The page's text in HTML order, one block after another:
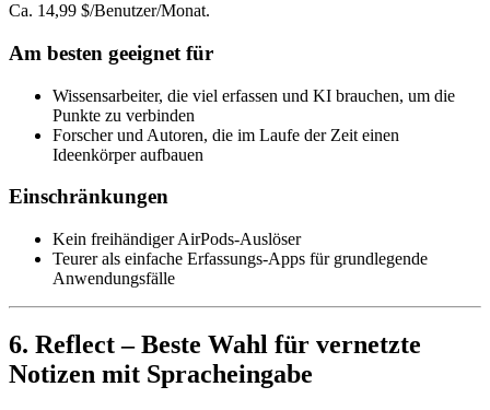
Ca. 14,99 $/Benutzer/Monat.
Am besten geeignet für
Wissensarbeiter, die viel erfassen und KI brauchen, um die
Punkte zu verbinden
Forscher und Autoren, die im Laufe der Zeit einen
Ideenkörper aufbauen
Einschränkungen
Kein freihändiger AirPods-Auslöser
Teurer als einfache Erfassungs-Apps für grundlegende
Anwendungsfälle
6. Reflect – Beste Wahl für vernetzte
Notizen mit Spracheingabe